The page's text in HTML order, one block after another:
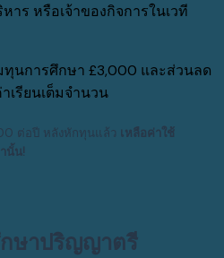
าร หรือเจ้าของกิจการในเวที
นการศึกษา £3,000 และส่วนลด
เรียนเต็มจำนวน
ต่อปี หลังหักทุนแล้ว เหลือค่าใช้
นั้น!
ษาปริญญาตรี